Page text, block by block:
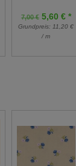
7,00 €5,60 € *
Grundpreis: 11,20 €
/ m